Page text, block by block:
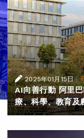
2025年01月15日 |
AI向善行動 阿里
療、科學、教育及